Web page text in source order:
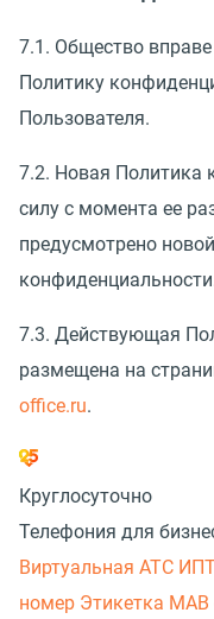
7.1. Общество
Политику
Пользователя.
7.2. Новая Политика
силу с момента ее
предусмотрено
7.3. Действующая
размещена на
office.ru.
Круглосуточно
Телефония для
Виртуальная АТС
номер Этикетка МАВ